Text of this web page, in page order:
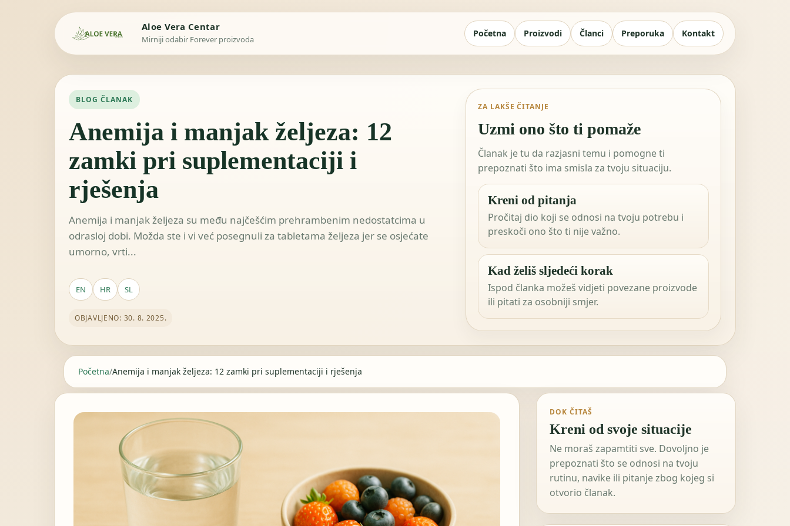
Aloe Vera Centar
Mirniji odabir Forever proizvoda
Početna Proizvodi Članci Preporuka Kontakt
BLOG ČLANAK
Anemija i manjak željeza: 12
zamki pri suplementaciji i
rješenja
Anemija i manjak željeza su među najčešćim prehrambenim nedostatcima u
odrasloj dobi. Možda ste i vi već posegnuli za tabletama željeza jer se osjećate
umorno, vrti...
EN HR SL
OBJAVLJENO: 30. 8. 2025.
ZA LAKŠE ČITANJE
Uzmi ono što ti pomaže
Članak je tu da razjasni temu i pomogne ti
prepoznati što ima smisla za tvoju situaciju.
Kreni od pitanja
Pročitaj dio koji se odnosi na tvoju potrebu i
preskoči ono što ti nije važno.
Kad želiš sljedeći korak
Ispod članka možeš vidjeti povezane proizvode
ili pitati za osobniji smjer.
Početna/Anemija i manjak željeza: 12 zamki pri suplementaciji i rješenja
DOK ČITAŠ
Kreni od svoje situacije
Ne moraš zapamtiti sve. Dovoljno je
prepoznati što se odnosi na tvoju
rutinu, navike ili pitanje zbog kojeg si
otvorio članak.